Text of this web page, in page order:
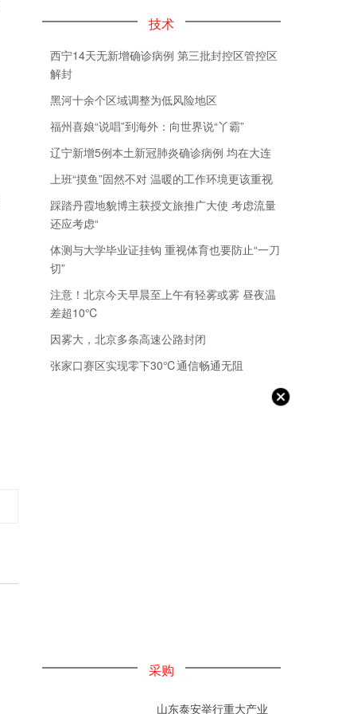
技术
西宁14天无新增确诊病例 第三批封控区管控区
解封
黑河十余个区域调整为低风险地区
福州喜娘“说唱”到海外：向世界说“丫霸”
辽宁新增5例本土新冠肺炎确诊病例 均在大连
上班“摸鱼”固然不对 温暖的工作环境更该重视
踩踏丹霞地貌博主获授文旅推广大使 考虑流量
还应考虑“
体测与大学毕业证挂钩 重视体育也要防止“一刀
切”
注意！北京今天早晨至上午有轻雾或雾 昼夜温
差超10℃
因雾大，北京多条高速公路封闭
张家口赛区实现零下30℃通信畅通无阻
采购
山东泰安举行重大产业